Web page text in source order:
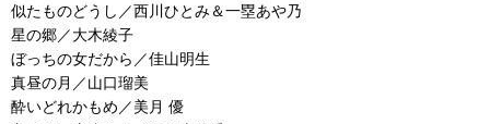
似たものどうし／西川ひとみ＆一塁あや乃
星の郷／大木綾子
ぼっちの女だから／佳山明生
真昼の月／山口瑠美
酔いどれかもめ／美月 優